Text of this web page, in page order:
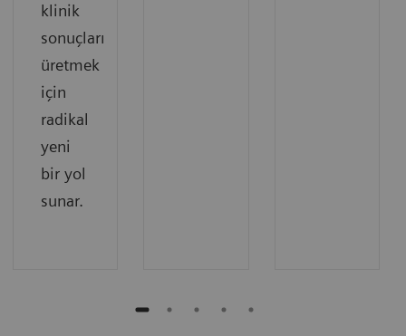
klinik
sonuçları
üretmek
için
radikal
yeni
bir yol
sunar.